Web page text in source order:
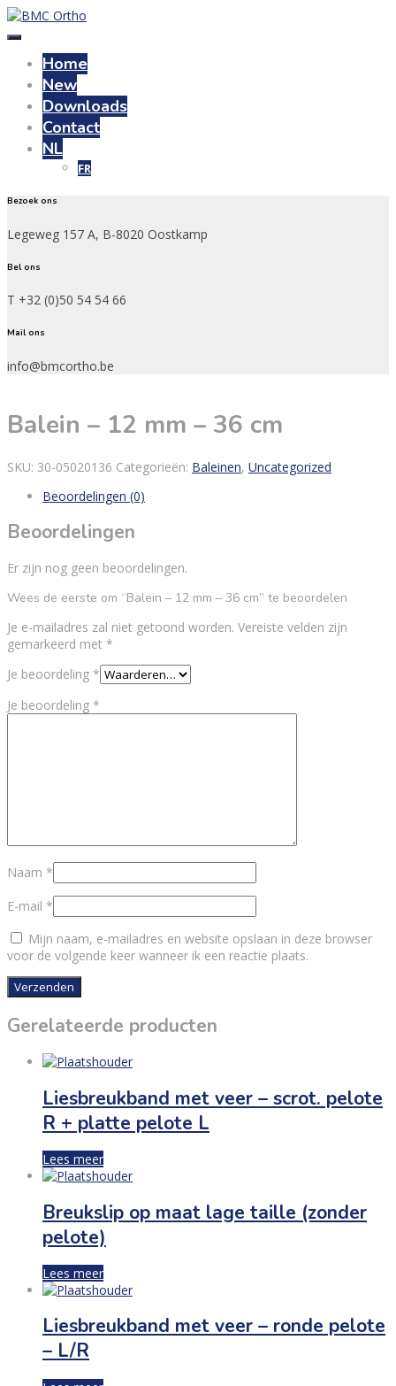
Home
New
Downloads
Contact
NL
FR
Bezoek ons
Legeweg 157 A, B-8020 Oostkamp
Bel ons
T +32 (0)50 54 54 66
Mail ons
info@bmcortho.be
Balein – 12 mm – 36 cm
SKU: 30-05020136 Categorieën: Baleinen, Uncategorized
Beoordelingen (0)
Beoordelingen
Er zijn nog geen beoordelingen.
Wees de eerste om “Balein – 12 mm – 36 cm” te beoordelen
Je e-mailadres zal niet getoond worden. Vereiste velden zijn
gemarkeerd met *
Je beoordeling *
Je beoordeling *
Naam *
E-mail *
Mijn naam, e-mailadres en website opslaan in deze browser
voor de volgende keer wanneer ik een reactie plaats.
Gerelateerde producten
Liesbreukband met veer – scrot. pelote
R + platte pelote L
Lees meer
Breukslip op maat lage taille (zonder
pelote)
Lees meer
Liesbreukband met veer – ronde pelote
– L/R